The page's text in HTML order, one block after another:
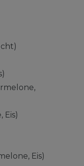
Eis)
Eis)